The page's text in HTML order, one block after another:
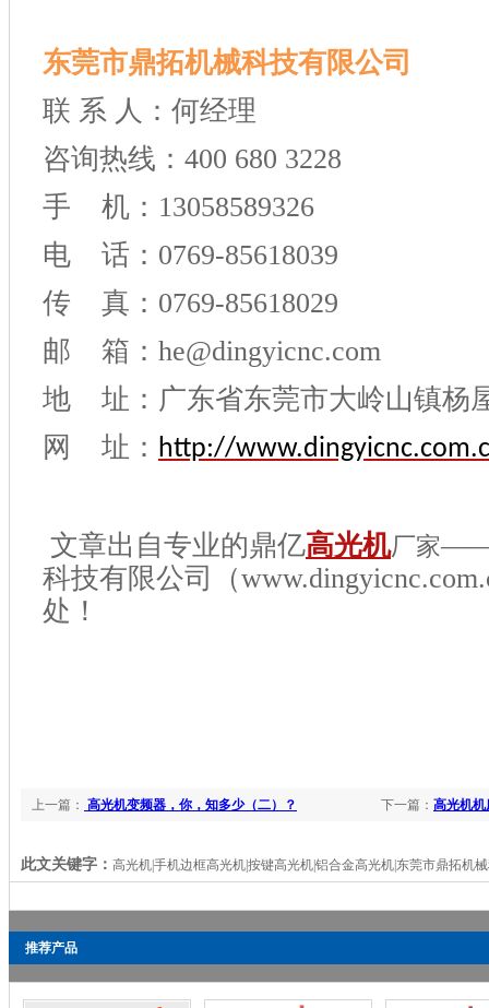
东莞市鼎拓机械科技有限公司
联 系 人：何经理
咨询热线：400 680 3228
手 机：13058589326
电 话：0769-85618039
传 真：0769-85618029
邮 箱：he@dingyicnc.com
地 址：广东省东莞市大岭山镇杨
网 址： http://
文章出自专业的鼎亿高光机厂家——
科技有限公司（
处！
下一篇： 高光机机
上一篇： 高光机变频器，你，知多少（二）？
此文关键字： 高光机|手机边框高光机|按键高光机|铝合金高光机|东莞市鼎拓机
推荐产品